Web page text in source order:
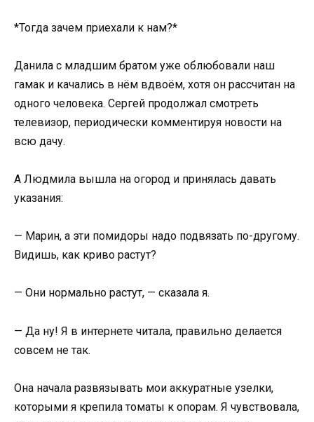
*Тогда зачем приехали к нам?*
Данила с младшим братом уже облюбовали наш
гамак и качались в нём вдвоём, хотя он рассчитан на
одного человека. Сергей продолжал смотреть
телевизор, периодически комментируя новости на
всю дачу.
А Людмила вышла на огород и принялась давать
указания:
— Марин, а эти помидоры надо подвязать по-другому.
Видишь, как криво растут?
— Они нормально растут, — сказала я.
— Да ну! Я в интернете читала, правильно делается
совсем не так.
Она начала развязывать мои аккуратные узелки,
которыми я крепила томаты к опорам. Я чувствовала,